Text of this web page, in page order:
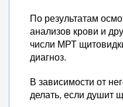
По результатам
анализов крови и
числи МРТ
диагноз.
В зависимости от
делать, если душит